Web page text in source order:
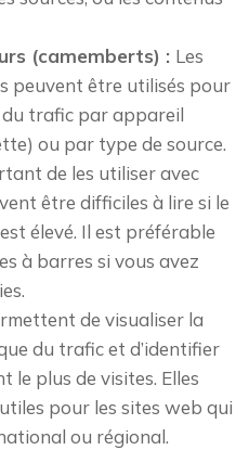
(camemberts) : Les
peuvent être utilisés pour
trafic par appareil
ou par type de source.
de les utiliser avec
être difficiles à lire si le
élevé. Il est préférable
à barres si vous avez
de visualiser la
du trafic et d’identifier
le plus de visites. Elles
pour les sites web qui
ou régional.